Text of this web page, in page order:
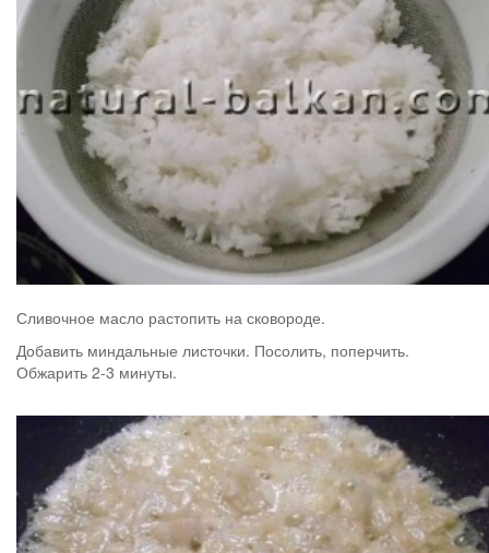
Сливочное масло растопить на сковороде.
Добавить миндальные листочки. Посолить, поперчить.
Обжарить 2-3 минуты.